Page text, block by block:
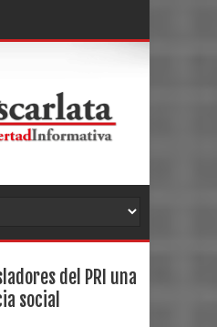
del PRI una
social